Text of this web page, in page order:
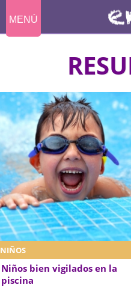
MENÚ
NIÑOS
Niños bien vigilados en la
piscina